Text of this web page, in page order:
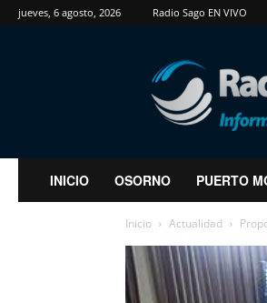
jueves, 6 agosto, 2026 Radio Sago EN VIVO
RadioSago
INICIO OSORNO PUERTO
Inicio Actualidad